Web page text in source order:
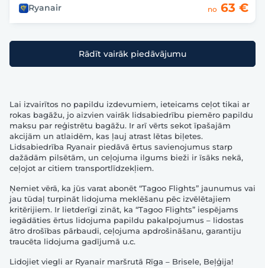
Ryanair no 63 €
Rādīt vairāk piedāvājumu
Lai izvairītos no papildu izdevumiem, ieteicams ceļot tikai ar
rokas bagāžu, jo aizvien vairāk lidsabiedrību piemēro papildu
maksu par reģistrētu bagāžu. Ir arī vērts sekot īpašajām
akcijām un atlaidēm, kas ļauj atrast lētas biļetes.
Lidsabiedrība Ryanair piedāvā ērtus savienojumus starp
dažādām pilsētām, un ceļojuma ilgums bieži ir īsāks nekā,
ceļojot ar citiem transportlīdzekļiem.
Ņemiet vērā, ka jūs varat abonēt “Tagoo Flights” jaunumus vai
jau tūdaļ turpināt lidojuma meklēšanu pēc izvēlētajiem
kritērijiem. Ir lietderīgi zināt, ka “Tagoo Flights” iespējams
iegādāties ērtus lidojuma papildu pakalpojumus – lidostas
ātro drošības pārbaudi, ceļojuma apdrošināšanu, garantiju
traucēta lidojuma gadījumā u.c.
Lidojiet viegli ar Ryanair maršrutā Rīga – Brisele, Beļģija!